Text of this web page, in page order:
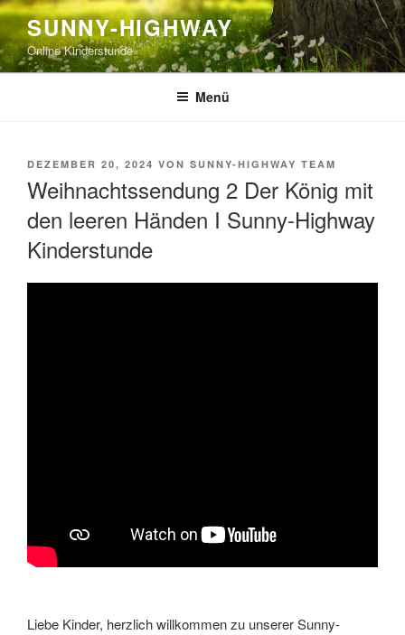
Zum
Inhalt
springen
SUNNY-HIGHWAY
Online Kinderstunde
Menü
VERÖFFENTLICHT
DEZEMBER 20, 2024 VON SUNNY-HIGHWAY TEAM
Weihnachtssendung 2 Der König mit
den leeren Händen I Sunny-Highway
Kinderstunde
Liebe Kinder, herzlich willkommen zu unserer Sunny-